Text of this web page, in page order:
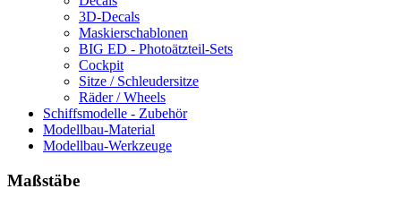
3D-Decals
Maskierschablonen
BIG ED - Photoätzteil-Sets
Cockpit
Sitze / Schleudersitze
Räder / Wheels
Schiffsmodelle - Zubehör
Modellbau-Material
Modellbau-Werkzeuge
Maßstäbe